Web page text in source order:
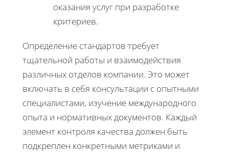
оказания услуг при разработке
критериев.
Определение стандартов требует
тщательной работы и взаимодействия
различных отделов компании. Это может
включать в себя консультации с опытными
специалистами, изучение международного
опыта и нормативных документов. Каждый
элемент контроля качества должен быть
подкреплен конкретными метриками и